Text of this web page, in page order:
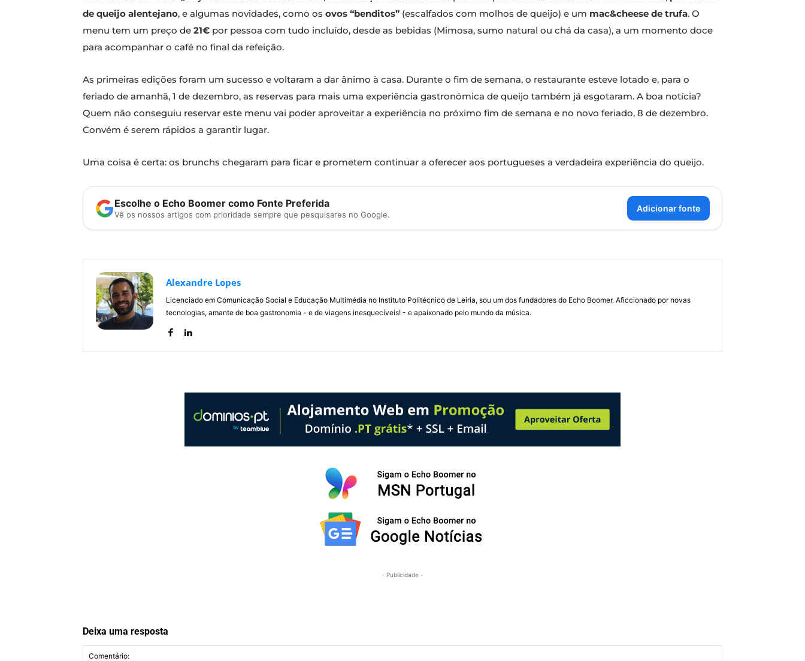
de queijo alentejano, e algumas novidades, como os ovos “benditos” (escalfados com molhos de queijo) e um mac&cheese de trufa. O
menu tem um preço de 21€ por pessoa com tudo incluído, desde as bebidas (Mimosa, sumo natural ou chá da casa), a um momento doce
para acompanhar o café no final da refeição.
As primeiras edições foram um sucesso e voltaram a dar ânimo à casa. Durante o fim de semana, o restaurante esteve lotado e, para o
feriado de amanhã, 1 de dezembro, as reservas para mais uma experiência gastronómica de queijo também já esgotaram. A boa notícia?
Quem não conseguiu reservar este menu vai poder aproveitar a experiência no próximo fim de semana e no novo feriado, 8 de dezembro.
Convém é serem rápidos a garantir lugar.
Uma coisa é certa: os brunchs chegaram para ficar e prometem continuar a oferecer aos portugueses a verdadeira experiência do queijo.
Escolhe o Echo Boomer como Fonte Preferida
Vê os nossos artigos com prioridade sempre que pesquisares no Google.
Adicionar fonte
Alexandre Lopes
Licenciado em Comunicação Social e Educação Multimédia no Instituto Politécnico de Leiria, sou um dos fundadores do Echo Boomer. Aficcionado por novas
tecnologias, amante de boa gastronomia - e de viagens inesquecíveis! - e apaixonado pelo mundo da música.
- Publicidade -
Deixa uma resposta